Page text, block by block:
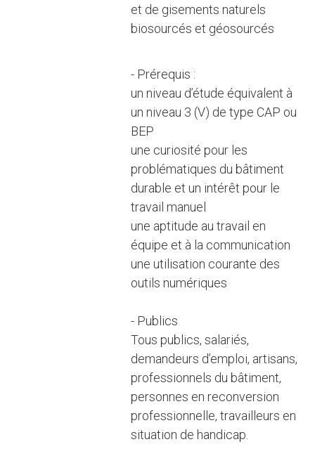
et de gisements naturels
biosourcés et géosourcés
- Prérequis :
un niveau d’étude équivalent à
un niveau 3 (V) de type CAP ou
BEP
une curiosité pour les
problématiques du bâtiment
durable et un intérêt pour le
travail manuel
une aptitude au travail en
équipe et à la communication
une utilisation courante des
outils numériques
- Publics
Tous publics, salariés,
demandeurs d’emploi, artisans,
professionnels du bâtiment,
personnes en reconversion
professionnelle, travailleurs en
situation de handicap.